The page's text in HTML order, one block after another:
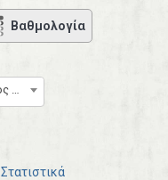
Βαθμολογία
2024-2025 Ά Ε.Π.Σ.Μ. 2ος Όμιλος
Στατιστικά